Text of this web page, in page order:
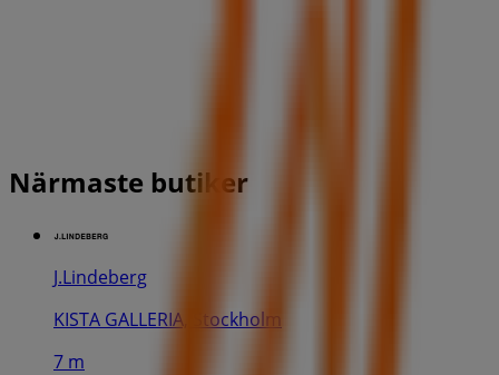
Närmaste butiker
J.Lindeberg
KISTA GALLERIA, Stockholm
7 m